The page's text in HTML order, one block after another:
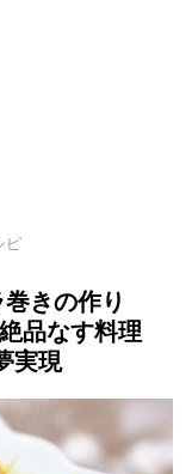
ピ
きの作り
品なす料理
実現